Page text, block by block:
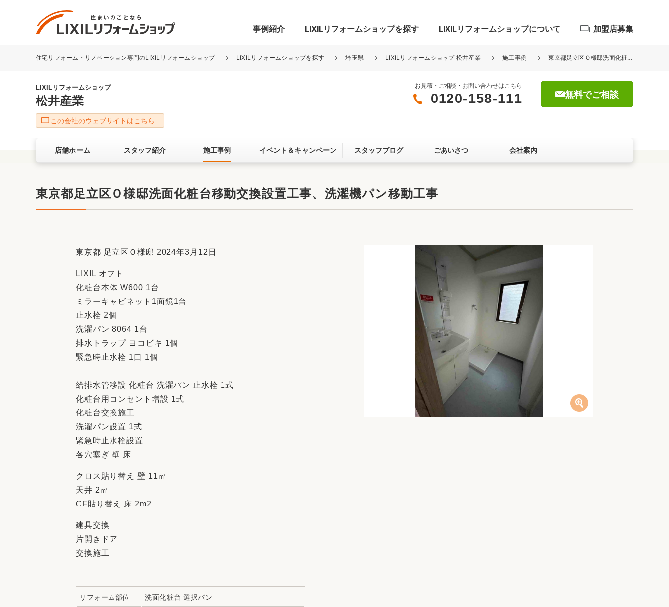
事例紹介
リフォーム事例を探す
キッチン
洗面化粧室 トイレ 玄関まわり 門まわり 屋根・外壁
ベランダ・バルコニー ガーデンスペース カースペース
お客さまの声
LIXILリフォームショップを探す LIXILリフォームショップについて
LIXILリフォームショップについて
サービス向上・品質改善の取り組み お客さま満足度アンケート
ここちいい暮らしをつくる、価値・性能向上
リフォームアクセル
中古物件探しから性能向上リフォームをワン
ストップ
加盟店募集
住宅リフォーム・リノベーション専門のLIXILリフォームショップ LIXILリフォームショップを探す 埼玉県 LIXILリフォームショップ 松井産業 施工事例 東京都足立区Ｏ様邸洗面化粧台移動交換設置工事、洗濯機パン移動工事
LIXILリフォームショップ
松井産業
お見積・ご相談・お問い合わせはこちら
0120-158-111 無料でご相談
この会社のウェブサイトはこちら
店舗ホーム スタッフ紹介 施工事例 イベント＆キャンペーン スタッフブログ ごあいさつ 会社案内
東京都足立区Ｏ様邸洗面化粧台移動交換設置工事、洗濯機パン移動工事
東京都 足立区Ｏ様邸 2024年3月12日
LIXIL オフト
化粧台本体 W600 1台
ミラーキャビネット1面鏡1台
止水栓 2個
洗濯パン 8064 1台
排水トラップ ヨコビキ 1個
緊急時止水栓 1口 1個
給排水管移設 化粧台 洗濯パン 止水栓 1式
化粧台用コンセント増設 1式
化粧台交換施工
洗濯パン設置 1式
緊急時止水栓設置
各穴塞ぎ 壁 床
クロス貼り替え 壁 11㎡
天井 2㎡
CF貼り替え 床 2m2
建具交換
片開きドア
交換施工
リフォーム部位 洗面化粧台 選択パン